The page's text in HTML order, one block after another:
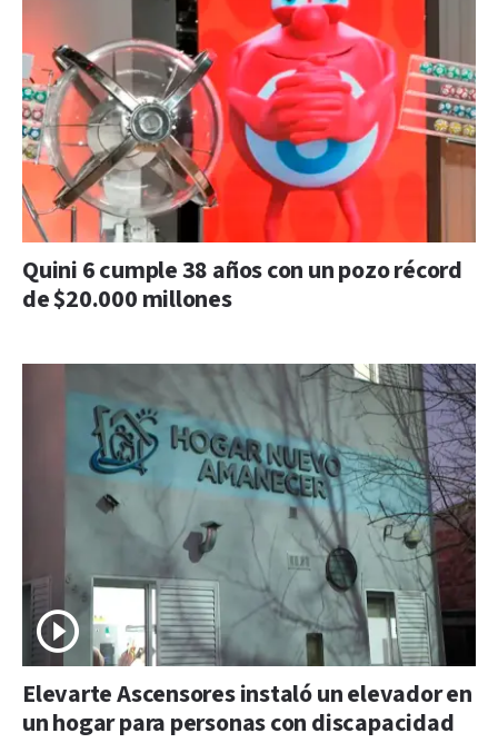
Quini 6 cumple 38 años con un pozo récord
de $20.000 millones
Elevarte Ascensores instaló un elevador en
un hogar para personas con discapacidad